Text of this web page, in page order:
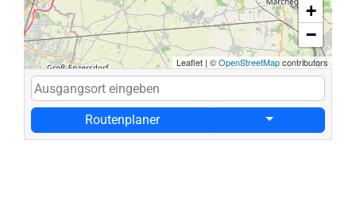
+
−
Leaflet | ©OpenStreetMapcontributors
Routenplaner